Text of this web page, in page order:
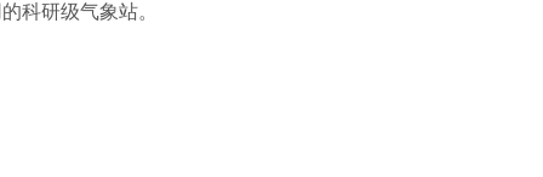
科研级气象站。